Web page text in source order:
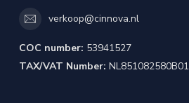
verkoop@cinnova.nl
COC number: 53941527
TAX/VAT Number: NL851082580B01